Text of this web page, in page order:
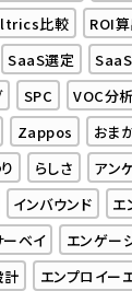
比較 ROI
SaaS選定
SPC VOC分析
Zappos おま
らしさ アン
インバウンド
エ
ーベイ
エンゲー
計
エンプロイー